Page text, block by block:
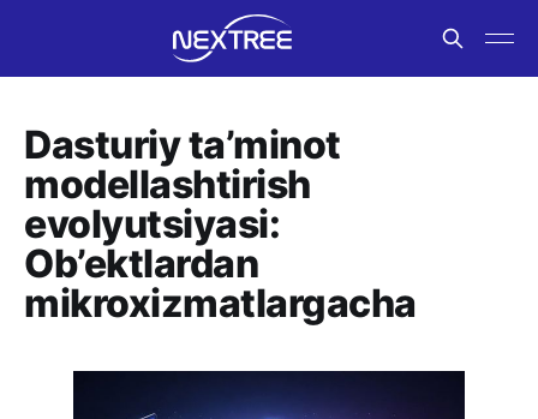
Dasturiy ta’minot
modellashtirish
evolyutsiyasi:
Ob’ektlardan
mikroxizmatlargacha